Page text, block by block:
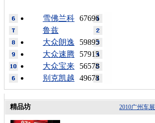
67696
雪佛兰科
鲁兹
59895
大众朗逸
57915
大众速腾
56578
大众宝来
49678
别克凯越
2010广州车展
精品坊